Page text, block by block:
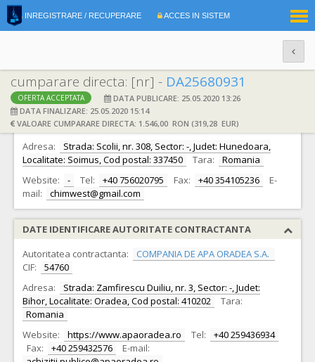
INREGISTRARE / RECUPERARE ACCES IN SISTEM
cumparare directa: [nr] - DA25680931
OFERTA ACCEPTATA
DATA PUBLICARE: 25.05.2020 13:26
DATA FINALIZARE: 25.05.2020 15:14
VALOARE CUMPARARE DIRECTA: 1.546,00 RON (319,28 EUR)
DATE IDENTIFICARE OFERTANT
Ofertant: S.C. CHIMWEST S.R.L. CIF: 23764546
Adresa:
Strada: Scolii, nr. 308, Sector: -, Judet: Hunedoara,
Localitate: Soimus, Cod postal: 337450
Tara:
Romania
Website:
- Tel: +40 756020795 Fax: +40 354105236
E-
mail:
chimwest@gmail.com
DATE IDENTIFICARE AUTORITATE CONTRACTANTA
Autoritatea contractanta:
COMPANIA DE APA ORADEA S.A.
CIF:
54760
Adresa:
Strada: Zamfirescu Duiliu, nr. 3, Sector: -, Judet:
Bihor, Localitate: Oradea, Cod postal: 410202
Tara:
Romania
Website:
https://www.apaoradea.ro Tel:
+40 259436934
Fax:
+40 259432576
E-mail: